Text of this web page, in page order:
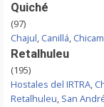
Quiché
(97)
Chajul, Canillá,
Retalhuleu
(195)
Hostales del IRTRA,
Retalhuleu, San